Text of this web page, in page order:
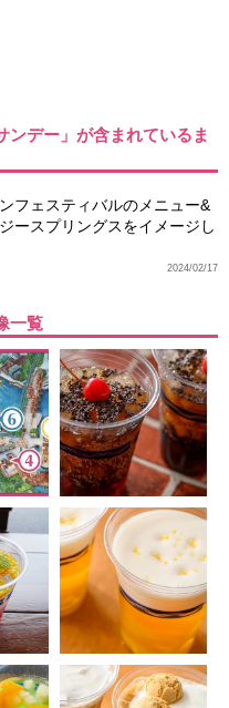
ンデー」が含まれているま
フェスティバルのメニュー&
ースプリングスをイメージし
2024/02/17
一覧